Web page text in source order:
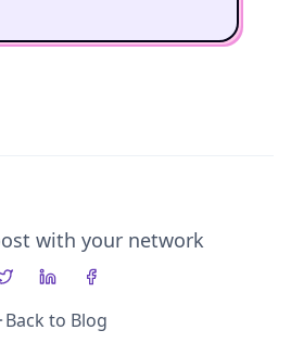
with your network
Back to Blog